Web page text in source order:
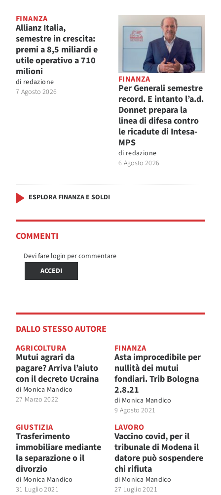
FINANZA
Allianz Italia,
semestre in crescita:
premi a 8,5 miliardi e
utile operativo a 710
milioni
di redazione
7 Agosto 2026
FINANZA
Per Generali semestre
record. E intanto l’a.d.
Donnet prepara la
linea di difesa contro
le ricadute di Intesa-
MPS
di redazione
6 Agosto 2026
ESPLORA FINANZA E SOLDI
COMMENTI
Devi fare login per commentare
ACCEDI
DALLO STESSO AUTORE
AGRICOLTURA
Mutui agrari da
pagare? Arriva l’aiuto
con il decreto Ucraina
di Monica Mandico
27 Marzo 2022
FINANZA
Asta improcedibile per
nullità dei mutui
fondiari. Trib Bologna
2.8.21
di Monica Mandico
9 Agosto 2021
GIUSTIZIA
Trasferimento
immobiliare mediante
la separazione o il
divorzio
di Monica Mandico
31 Luglio 2021
LAVORO
Vaccino covid, per il
tribunale di Modena il
datore può sospendere
chi rifiuta
di Monica Mandico
27 Luglio 2021